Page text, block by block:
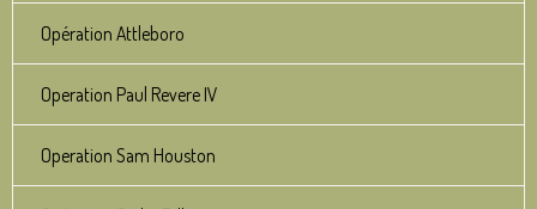
Opération Attleboro
Operation Paul Revere IV
Operation Sam Houston